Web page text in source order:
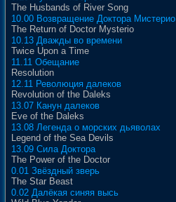
The Husbands of River Song
10.00 Возвращение Доктора Мистерио
The Return of Doctor Mysterio
10.13 Дважды во времени
Twice Upon a Time
11.11 Обещание
Resolution
12.11 Революция далеков
Revolution of the Daleks
13.07 Канун далеков
Eve of the Daleks
13.08 Легенда о морских дьяволах
Legend of the Sea Devils
13.09 Сила Доктора
The Power of the Doctor
0.01 Звёздный зверь
The Star Beast
0.02 Далёкая синяя высь